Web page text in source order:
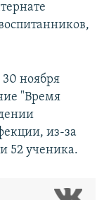
ноября
"Время
из-за
52 ученика.